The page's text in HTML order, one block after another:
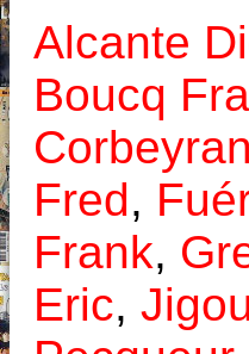
Alcante
Boucq
Fred,
Frank,
Eric,